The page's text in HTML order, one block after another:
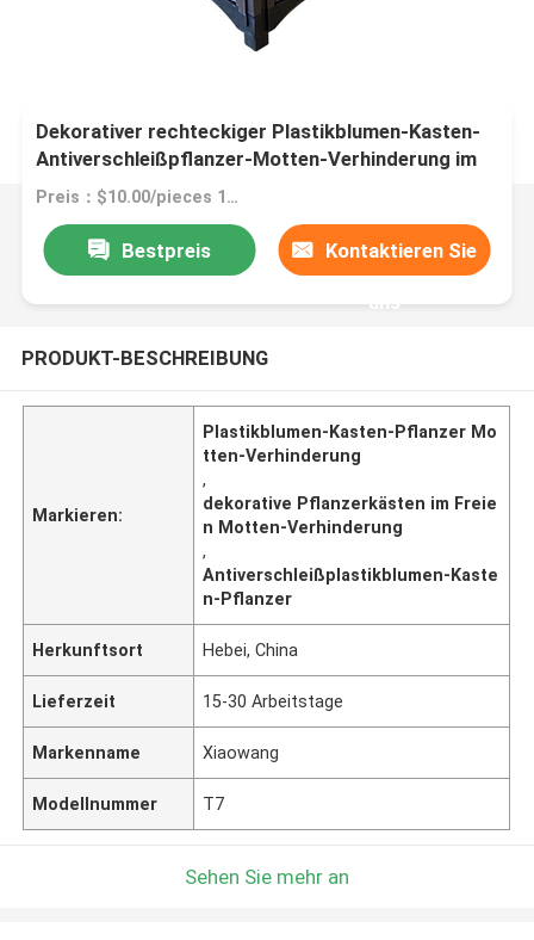
Dekorativer rechteckiger Plastikblumen-Kasten-
Antiverschleißpflanzer-Motten-Verhinderung im
Freien
Preis：$10.00/pieces 1-199 pieces
Bestpreis Kontaktieren Sie
uns
PRODUKT-BESCHREIBUNG
Markieren:
Plastikblumen-Kasten-Pflanzer Mo
tten-Verhinderung
,
dekorative Pflanzerkästen im Freie
n Motten-Verhinderung
,
Antiverschleißplastikblumen-Kaste
n-Pflanzer
Herkunftsort Hebei, China
Lieferzeit 15-30 Arbeitstage
Markenname Xiaowang
Modellnummer T7
Sehen Sie mehr an